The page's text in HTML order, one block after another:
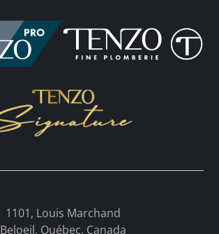
1101, Louis Marchand
Beloeil, Québec, Canada